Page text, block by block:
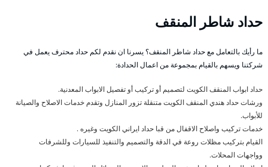
حداد شاطر المنقف
ما رأيك بالتعامل مع حداد شاطر المنقف؟ يسرنا ان نقدم لكم حداد محترف يعمل في
شركتنا ويسهم بالقيام بمجموعة من اعمال الحدادة:
حداد ابواب المنقف الكويت لتصميم أو تركيب أو تفصيل الابواب المعدنية.
ورشات حداد هندي المنقف الكويت متنقلة تزور المنازل وتقدم خدمات الاصلاح والصيانة
للأبواب.
خدمات تركيب واصلاح الاقفال من قبا حداد ايراني الكويت وغيره .
القيام بتركيب مظلات روعة في الدقة والتصميم والتنفيذ للسيارات وللشرفات
وواجهات المحلات.